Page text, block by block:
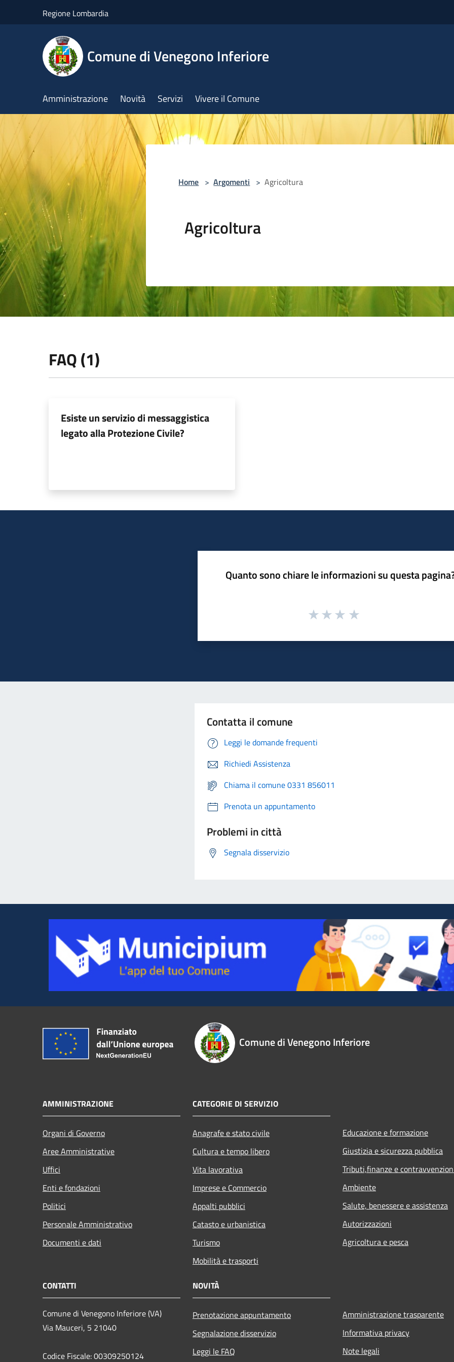
Regione Lombardia
Comune di Venegono Inferiore
Amministrazione Novità Servizi Vivere il Comune
Home > Argomenti > Agricoltura
Agricoltura
FAQ (1)
Esiste un servizio di messaggistica
legato alla Protezione Civile?
Quanto sono chiare le informazioni su questa
Contatta il comune
Leggi le domande frequenti
Richiedi Assistenza
Chiama il comune 0331 856011
Prenota un appuntamento
Problemi in città
Segnala disservizio
Comune di Venegono Inferiore
AMMINISTRAZIONE
Organi di Governo
Aree Amministrative
Uffici
Enti e fondazioni
Politici
Personale Amministrativo
Documenti e dati
CATEGORIE DI SERVIZIO
Anagrafe e stato civile
Cultura e tempo libero
Vita lavorativa
Imprese e Commercio
Appalti pubblici
Catasto e urbanistica
Turismo
Mobilità e trasporti
Educazione e formazione
Giustizia e sicurezza pubblica
Tributi,finanze e
Ambiente
Salute, benessere e assistenza
Autorizzazioni
Agricoltura e pesca
CONTATTI
Comune di Venegono Inferiore (VA)
Via Mauceri, 5 21040
Codice Fiscale: 00309250124
NOVITÀ
Prenotazione appuntamento
Segnalazione disservizio
Leggi le FAQ
Amministrazione trasparente
Informativa privacy
Note legali